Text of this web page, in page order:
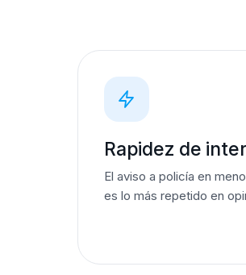
Rapidez de
El aviso a policía en
es lo más repetido en